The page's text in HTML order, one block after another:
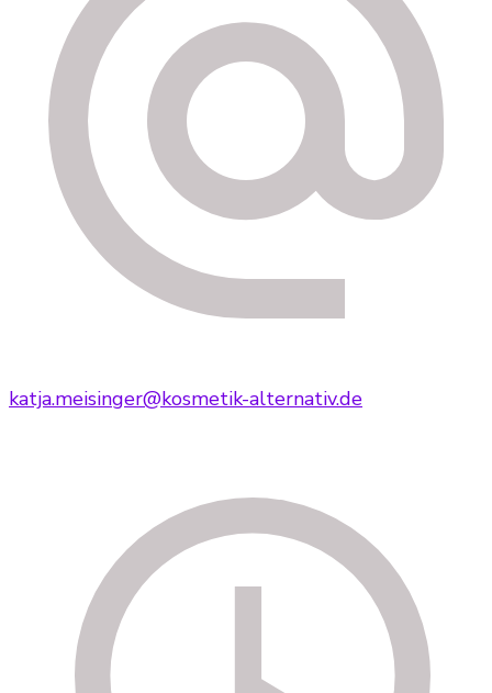
katja.meisinger@kosmetik-alternativ.de